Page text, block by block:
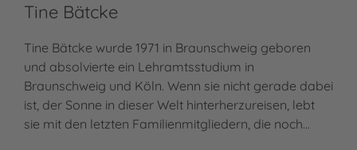
Tine Bätcke
Tine Bätcke wurde 1971 in Braunschweig geboren
und absolvierte ein Lehramtsstudium in
Braunschweig und Köln. Wenn sie nicht gerade dabei
ist, der Sonne in dieser Welt hinterherzureisen, lebt
sie mit den letzten Familienmitgliedern, die noch…